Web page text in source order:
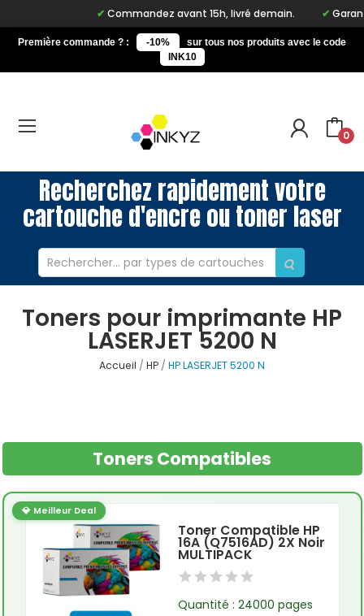
Commandez avant 15h, livré demain.
Première commande ? : -10%
sur tous nos produits avec le code
INK10
0
Recherchez rapidement votre
cartouche d'encre ou toner laser
Toners pour imprimante HP
LASERJET 5200 N
Accueil HP HP LASERJET 5200 N
Toners Compatibles
💎 Meilleur Deal
Toner Compatible HP
16A (Q7516AD) 2X Noir
MULTIPACK
Quantité : 24000 pages